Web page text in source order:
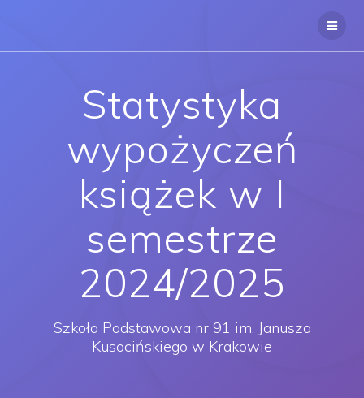
Statystyka
wypożyczeń
książek w I
semestrze
2024/2025
Szkoła Podstawowa nr 91 im. Janusza
Kusocińskiego w Krakowie